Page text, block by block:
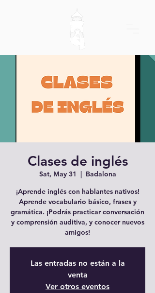
Clases de inglés
Sat, May 31
  |
Badalona
¡Aprende inglés con hablantes nativos!
Aprende vocabulario básico, frases y
gramática. ¡Podrás practicar conversación
y comprensión auditiva, y conocer nuevos
amigos!
Las entradas no están a la
venta
Ver otros eventos